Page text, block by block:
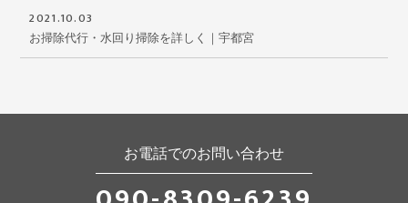
2021.10.03
お掃除代行・水回り掃除を詳しく｜宇都宮
お電話でのお問い合わせ